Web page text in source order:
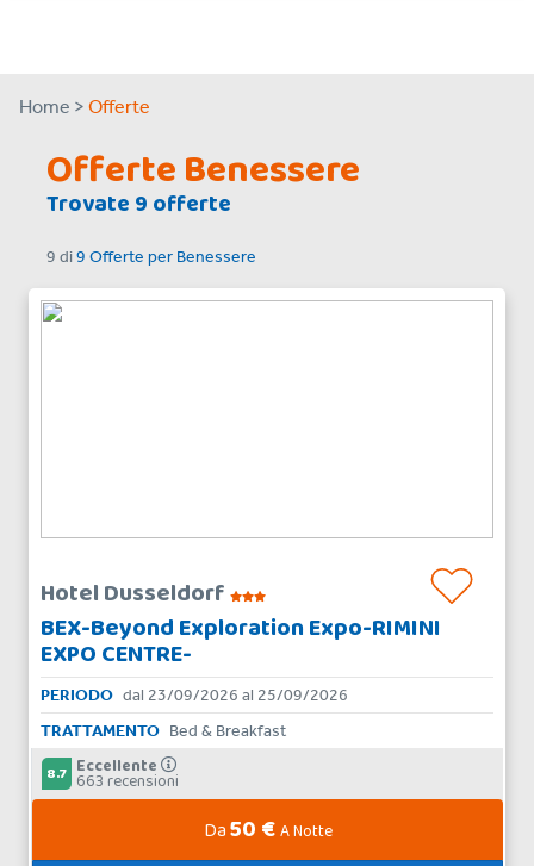
Home > Offerte
Offerte Benessere
Trovate 9 offerte
9 di9 Offerte per Benessere
Hotel Dusseldorf
BEX-Beyond Exploration Expo-RIMINI
EXPO CENTRE-
PERIODO dal 23/09/2026 al 25/09/2026
TRATTAMENTO Bed & Breakfast
8.7 Eccellente
663 recensioni
Da50 €A Notte